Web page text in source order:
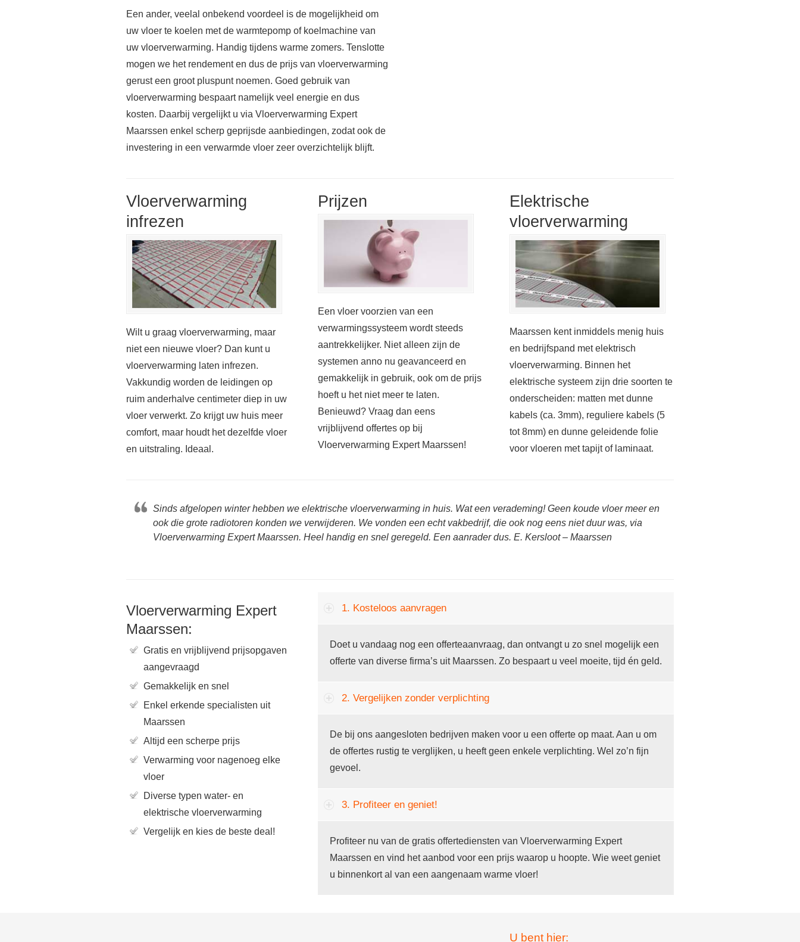
Een ander, veelal onbekend voordeel is de mogelijkheid om
uw vloer te koelen met de warmtepomp of koelmachine van
uw vloerverwarming. Handig tijdens warme zomers. Tenslotte
mogen we het rendement en dus de prijs van vloerverwarming
gerust een groot pluspunt noemen. Goed gebruik van
vloerverwarming bespaart namelijk veel energie en dus
kosten. Daarbij vergelijkt u via Vloerverwarming Expert
Maarssen enkel scherp geprijsde aanbiedingen, zodat ook de
investering in een verwarmde vloer zeer overzichtelijk blijft.
Vloerverwarming
infrezen
Wilt u graag vloerverwarming, maar
niet een nieuwe vloer? Dan kunt u
vloerverwarming laten infrezen.
Vakkundig worden de leidingen op
ruim anderhalve centimeter diep in uw
vloer verwerkt. Zo krijgt uw huis meer
comfort, maar houdt het dezelfde vloer
en uitstraling. Ideaal.
Prijzen
Een vloer voorzien van een
verwarmingssysteem wordt steeds
aantrekkelijker. Niet alleen zijn de
systemen anno nu geavanceerd en
gemakkelijk in gebruik, ook om de prijs
hoeft u het niet meer te laten.
Benieuwd? Vraag dan eens
vrijblijvend offertes op bij
Vloerverwarming Expert Maarssen!
Elektrische
vloerverwarming
Maarssen kent inmiddels menig huis
en bedrijfspand met elektrisch
vloerverwarming. Binnen het
elektrische systeem zijn drie soorten te
onderscheiden: matten met dunne
kabels (ca. 3mm), reguliere kabels (5
tot 8mm) en dunne geleidende folie
voor vloeren met tapijt of laminaat.
Sinds afgelopen winter hebben we elektrische vloerverwarming in huis. Wat een verademing! Geen koude vloer meer en
ook die grote radiotoren konden we verwijderen. We vonden een echt vakbedrijf, die ook nog eens niet duur was, via
Vloerverwarming Expert Maarssen. Heel handig en snel geregeld. Een aanrader dus. E. Kersloot – Maarssen
Vloerverwarming Expert
Maarssen:
Gratis en vrijblijvend prijsopgaven
aangevraagd
Gemakkelijk en snel
Enkel erkende specialisten uit
Maarssen
Altijd een scherpe prijs
Verwarming voor nagenoeg elke
vloer
Diverse typen water- en
elektrische vloerverwarming
Vergelijk en kies de beste deal!
1. Kosteloos aanvragen
Doet u vandaag nog een offerteaanvraag, dan ontvangt u zo snel mogelijk een
offerte van diverse firma’s uit Maarssen. Zo bespaart u veel moeite, tijd én geld.
2. Vergelijken zonder verplichting
De bij ons aangesloten bedrijven maken voor u een offerte op maat. Aan u om
de offertes rustig te verglijken, u heeft geen enkele verplichting. Wel zo’n fijn
gevoel.
3. Profiteer en geniet!
Profiteer nu van de gratis offertediensten van Vloerverwarming Expert
Maarssen en vind het aanbod voor een prijs waarop u hoopte. Wie weet geniet
u binnenkort al van een aangenaam warme vloer!
U bent hier: